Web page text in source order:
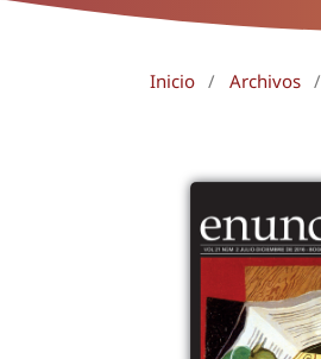
Inicio / Archivos /